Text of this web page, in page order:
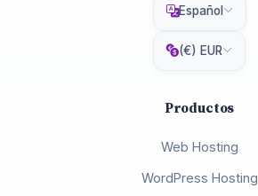
Español
(€) EUR
Productos
Web Hosting
WordPress Hosting